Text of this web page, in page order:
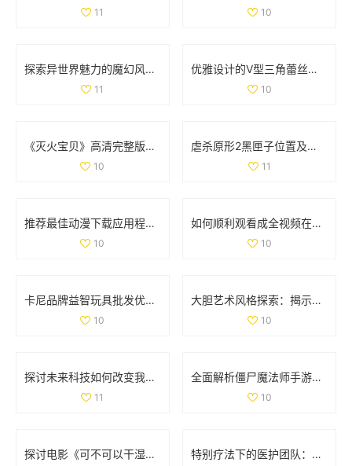
11 10
探索异世界魅力的魔幻风格手游排行榜与推荐游戏
11
优雅设计的V型三角蕾丝内裤，舒适与魅力并存的完美选择
10
《灭火宝贝》高清完整版在线观影全攻略与资源分享
10
虐杀原形2黑匣子位置及坐标详细解析与分布图分享
11
推荐最佳动漫下载应用程序，尽享精彩动漫世界
10
如何顺利观看成全视频在线播放的详细教程与指南
10
卡尼品牌益智玩具批发优惠信息及产地供应解析
10
大胆艺术风格探索：揭示创意与表达的无限可能
10
探讨未来科技如何改变我们的生活方式与思维方式
11
全面解析僵尸魔法师手游与决胜时刻僵尸模式的攻略与技巧
10
探讨电影《可不可以干湿》的简单处理方法与分析 特别疗法下的医护团队：双重角色与责任分析